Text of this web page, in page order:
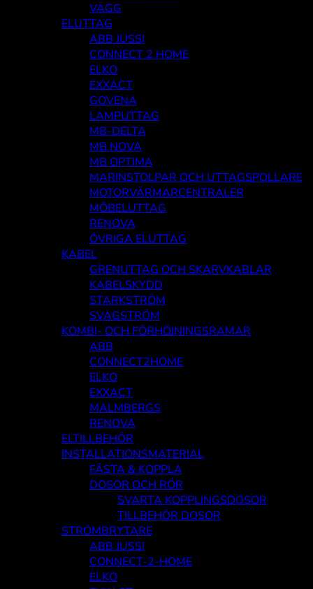
VÄGG
ELUTTAG
ABB JUSSI
CONNECT 2 HOME
ELKO
EXXACT
GOVENA
LAMPUTTAG
MB-DELTA
MB NOVA
MB OPTIMA
MARINSTOLPAR OCH UTTAGSPOLLARE
MOTORVÄRMARCENTRALER
MÖBELUTTAG
RENOVA
ÖVRIGA ELUTTAG
KABEL
GRENUTTAG OCH SKARVKABLAR
KABELSKYDD
STARKSTRÖM
SVAGSTRÖM
KOMBI- OCH FÖRHÖJNINGSRAMAR
ABB
CONNECT2HOME
ELKO
EXXACT
MALMBERGS
RENOVA
ELTILLBEHÖR
INSTALLATIONSMATERIAL
FÄSTA & KOPPLA
DOSOR OCH RÖR
SVARTA KOPPLINGSDOSOR
TILLBEHÖR DOSOR
STRÖMBRYTARE
ABB JUSSI
CONNECT-2-HOME
ELKO